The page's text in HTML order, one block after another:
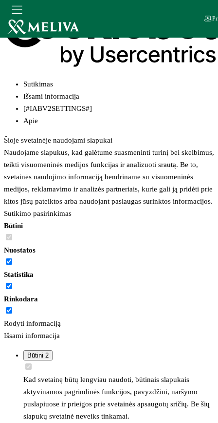
Sutikimas
Išsami informacija
[#IABV2SETTINGS#]
Apie
Šioje svetainėje naudojami slapukai
Naudojame slapukus, kad galėtume suasmeninti turinį bei skelbimus,
teikti visuomeninės medijos funkcijas ir analizuoti srautą. Be to,
svetainės naudojimo informaciją bendriname su visuomeninės
medijos, reklamavimo ir analizės partneriais, kurie gali ją pridėti prie
kitos jūsų pateiktos arba naudojant paslaugas surinktos informacijos.
Sutikimo pasirinkimas
Būtini
Nuostatos
Statistika
Rinkodara
Rodyti informaciją
Išsami informacija
Būtini 2
Kad svetainę būtų lengviau naudoti, būtinais slapukais
aktyvinamos pagrindinės funkcijos, pavyzdžiui, naršymo
puslapiuose ir prieigos prie svetainės apsaugotų sričių. Be šių
slapukų svetainė neveiks tinkamai.